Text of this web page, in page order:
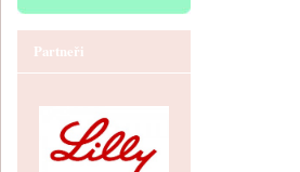
Partneři